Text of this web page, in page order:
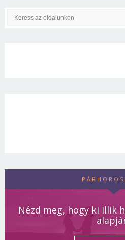
Nézd meg, hogy ki illik